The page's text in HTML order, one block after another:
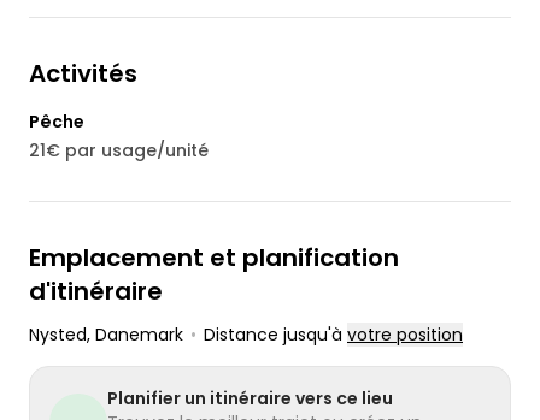
Activités
Pêche
21€ par usage/unité
Emplacement et planification
d'itinéraire
Nysted, Danemark • Distance jusqu'à votre position
Planifier un itinéraire vers ce lieu